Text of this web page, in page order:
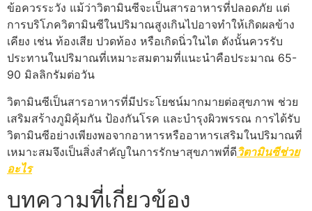
ข้อควรระวัง แม้ว่าวิตามินซีจะเป็นสารอาหารที่ปลอดภัย แต่
การบริโภควิตามินซีในปริมาณสูงเกินไปอาจทำให้เกิดผลข้าง
เคียง เช่น ท้องเสีย ปวดท้อง หรือเกิดนิ่วในไต ดังนั้นควรรับ
ประทานในปริมาณที่เหมาะสมตามที่แนะนำคือประมาณ 65-
90 มิลลิกรัมต่อวัน
วิตามินซีเป็นสารอาหารที่มีประโยชน์มากมายต่อสุขภาพ ช่วย
เสริมสร้างภูมิคุ้มกัน ป้องกันโรค และบำรุงผิวพรรณ การได้รับ
วิตามินซีอย่างเพียงพอจากอาหารหรืออาหารเสริมในปริมาณที่
เหมาะสมจึงเป็นสิ่งสำคัญในการรักษาสุขภาพที่ดีวิตามินซีช่วย
อะไร
บทความที่เกี่ยวข้อง